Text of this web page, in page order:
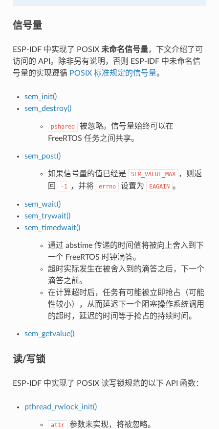
信号量
ESP-IDF 中实现了 POSIX 未命名信号量，下文介绍了可
访问的 API。除非另有说明，否则 ESP-IDF 中未命名信
号量的实现遵循 POSIX 标准规定的信号量。
sem_init()
sem_destroy()
pshared
被忽略。信号量始终可以在
FreeRTOS 任务之间共享。
sem_post()
如果信号量的值已经是 SEM_VALUE_MAX ，则返
回
-1 ，并将 errno 设置为 EAGAIN 。
sem_wait()
sem_trywait()
sem_timedwait()
通过 abstime 传递的时间值将被向上舍入到下
一个 FreeRTOS 时钟滴答。
超时实际发生在被舍入到的滴答之后，下一个
滴答之前。
在计算超时后，任务有可能被立即抢占（可能
性较小），从而延迟下一个阻塞操作系统调用
的超时，延迟的时间等于抢占的持续时间。
sem_getvalue()
读/写锁
ESP-IDF 中实现了 POSIX 读写锁规范的以下 API 函数：
pthread_rwlock_init()
attr 参数未实现，将被忽略。